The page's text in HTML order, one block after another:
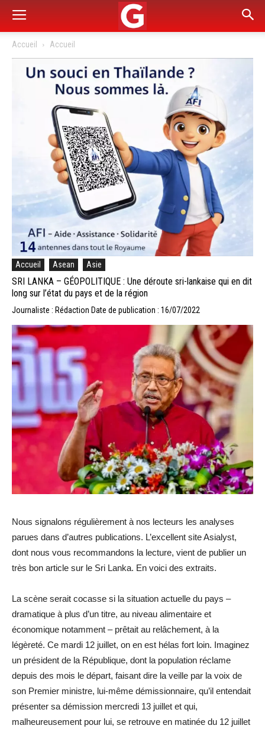
Accueil Accueil
Accueil Asean Asie
SRI LANKA – GÉOPOLITIQUE : Une déroute sri-lankaise qui en dit
long sur l’état du pays et de la région
Journaliste : Rédaction Date de publication : 16/07/2022
Nous signalons régulièrement à nos lecteurs les analyses
parues dans d’autres publications. L’excellent site Asialyst,
dont nous vous recommandons la lecture, vient de publier un
très bon article sur le Sri Lanka. En voici des extraits.
La scène serait cocasse si la situation actuelle du pays –
dramatique à plus d’un titre, au niveau alimentaire et
économique notamment – prêtait au relâchement, à la
légèreté. Ce mardi 12 juillet, on en est hélas fort loin. Imaginez
un président de la République, dont la population réclame
depuis des mois le départ, faisant dire la veille par la voix de
son Premier ministre, lui-même démissionnaire, qu’il entendait
présenter sa démission mercredi 13 juillet et qui,
malheureusement pour lui, se retrouve en matinée du 12 juillet